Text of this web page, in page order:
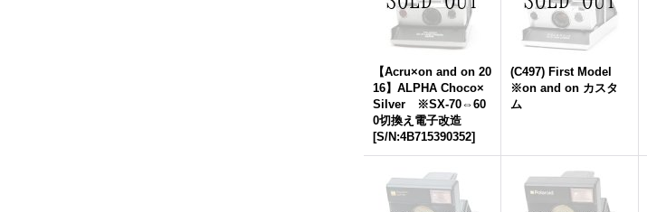
【Acru×on and on 20
16】ALPHA Choco×
Silver ※SX-70⇔60
0切換え電子改造
[S/N:4B715390352]
(C497) First Model
※on and on カスタ
ム